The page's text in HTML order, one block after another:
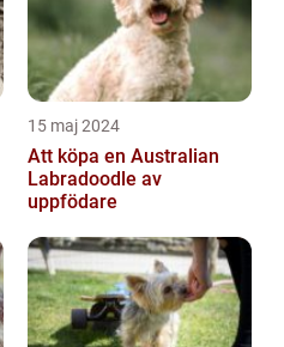
15 maj 2024
Att köpa en Australian
Labradoodle av
uppfödare